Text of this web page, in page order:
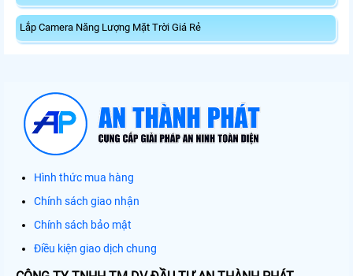
Lắp Camera Năng Lượng Mặt Trời Giá Rẻ
Hình thức mua hàng
Chính sách giao nhận
Chính sách bảo mật
Điều kiện giao dịch chung